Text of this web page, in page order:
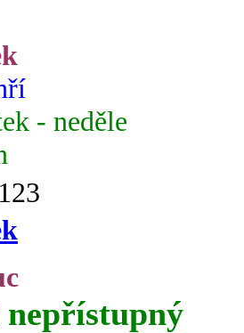
- neděle